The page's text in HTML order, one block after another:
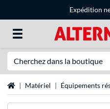
Expédition
Page d'accueil
Matériel Équipements